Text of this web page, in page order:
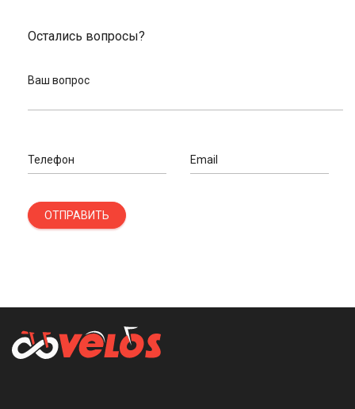
Остались вопросы?
Ваш вопрос
Телефон Email
ОТПРАВИТЬ